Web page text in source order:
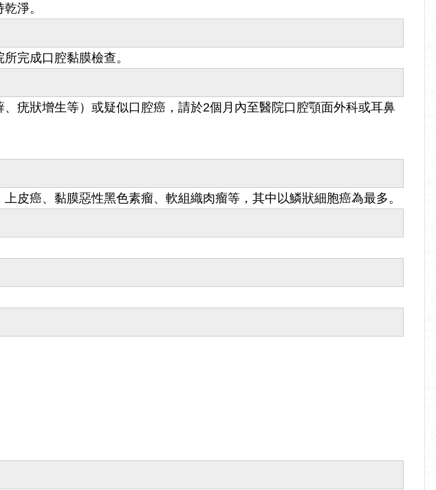
淨。
完成口腔黏膜檢查。
疣狀增生等）或疑似口腔癌，請於2個月內至醫院口腔顎面外科或耳鼻
皮癌、黏膜惡性黑色素瘤、軟組織肉瘤等，其中以鱗狀細胞癌為最多。